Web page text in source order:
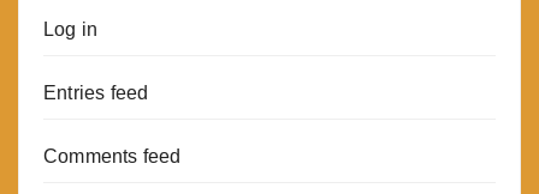
Log in
Entries feed
Comments feed